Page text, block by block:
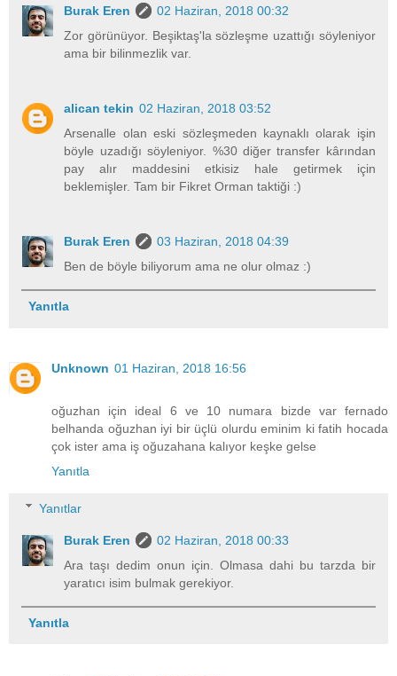
Burak Eren
02 Haziran, 2018 00:32
Zor görünüyor. Beşiktaş'la sözleşme uzattığı söyleniyor
ama bir bilinmezlik var.
alican tekin 02 Haziran, 2018 03:52
Arsenalle olan eski sözleşmeden kaynaklı olarak işin
böyle uzadığı söyleniyor. %30 diğer transfer kârından
pay alır maddesini etkisiz hale getirmek için
beklemişler. Tam bir Fikret Orman taktiği :)
Burak Eren
03 Haziran, 2018 04:39
Ben de böyle biliyorum ama ne olur olmaz :)
Yanıtla
Unknown 01 Haziran, 2018 16:56
oğuzhan için ideal 6 ve 10 numara bizde var fernado
belhanda oğuzhan iyi bir üçlü olurdu eminim ki fatih hocada
çok ister ama iş oğuzahana kalıyor keşke gelse
Yanıtla
Yanıtlar
Burak Eren
02 Haziran, 2018 00:33
Ara taşı dedim onun için. Olmasa dahi bu tarzda bir
yaratıcı isim bulmak gerekiyor.
Yanıtla